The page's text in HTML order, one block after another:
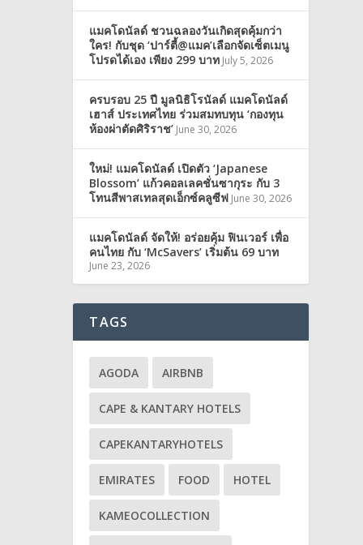
แมคโดนัลด์ ชวนฉลองวันเกิดสุดคุ้มกว่า
ใคร! กับชุด ‘ปาร์ตี้@แมค’เลือกจัดเซ็ตเมนู
โปรดได้เอง เพียง 299 บาท July 5, 2026
ครบรอบ 25 ปี มูลนิธิโรนัลด์ แมคโดนัลด์
เฮาส์ ประเทศไทย ร่วมสมทบทุน ‘กองทุน
ห้องผ่าตัดศิริราช’ June 30, 2026
ใหม่! แมคโดนัลด์ เปิดตัว ‘Japanese
Blossom’ แก้วคอลเลคชั่นซากุระ กับ 3
โทนสีพาสเทลสุดเอ็กซ์คลูซีฟ June 30, 2026
แมคโดนัลด์ จัดให้! อร่อยคุ้ม ฟินเวอร์ เพื่อ
คนไทย กับ ‘McSavers’ เริ่มต้น 69 บาท
June 23, 2026
TAGS
AGODA AIRBNB
CAPE & KANTARY HOTELS
CAPEKANTARYHOTELS
EMIRATES FOOD HOTEL
KAMEOCOLLECTION